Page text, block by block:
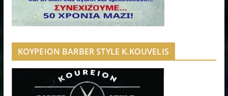
ΚΟΥΡΕΙΟΝ BARBER STYLE K.KOUVELIS